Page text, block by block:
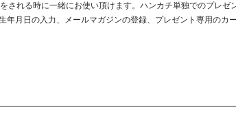
される時に一緒にお使い頂けます。ハンカチ単独でのプレゼ
年月日の入力、メールマガジンの登録、プレゼント専用のカ